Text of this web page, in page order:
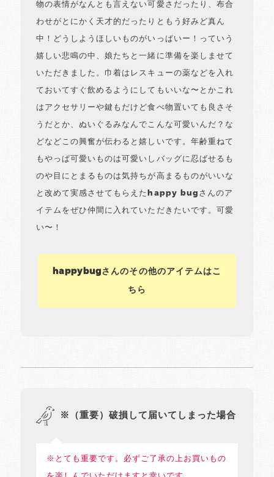
物の表情がなんとも言えない可愛さだったり、布合
わせがとにかく天才的だったりともう好みど真ん
中！どうしようほしいものがいっぱいー！っていう
嬉しい悲鳴の中、娘たちと一緒に準備を楽しませて
いただきました。巾着はレスキューの薬などを入れ
ておいてすぐ飲めるようにしてもいいな〜とかこれ
はアクセサリーや鍵もだけど食べ物置いても良さそ
うだとか、ぬいぐるみなんでこんな可愛いんだ？な
どなどこの興奮が伝わると嬉しいです。年齢重ねて
もやっぱ可愛いものは可愛いしバッグに忍ばせるも
のや目にとまるものは気持ちが高まるものがいいな
と改めて実感させてもらえたhappy bugさんのア
イテムをぜひ仲間に入れていただきたいです。可愛
い〜！
happybugさんのその他のアイテムはこ
ちら
※（重要）破損して届いてしまった場合
※とても重要です。必ずご了承の上お買いもの